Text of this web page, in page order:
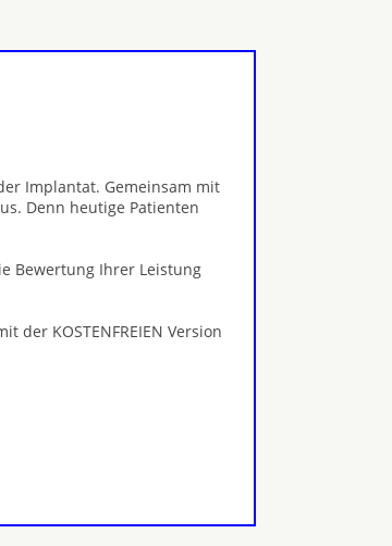
Implantat. Gemeinsam mit
Denn heutige Patienten
Bewertung Ihrer Leistung
der KOSTENFREIEN Version